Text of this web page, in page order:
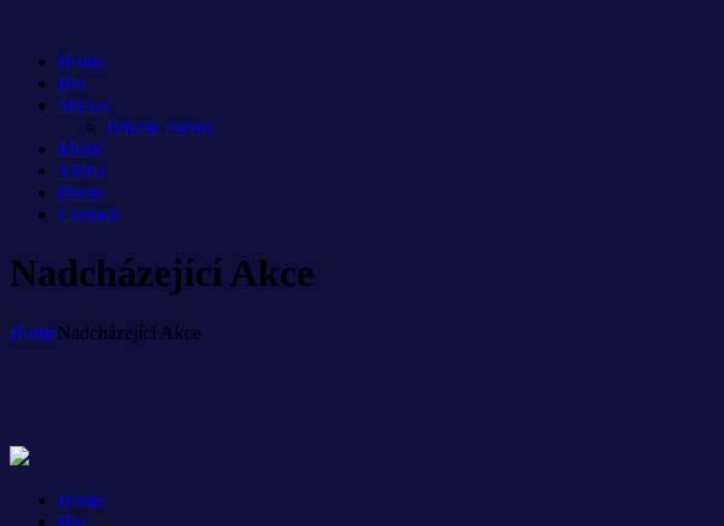
Home
Bio
Shows
Private events
Music
Video
Photo
Contact
Nadcházející Akce
HomeNadcházející Akce
Home
Bio